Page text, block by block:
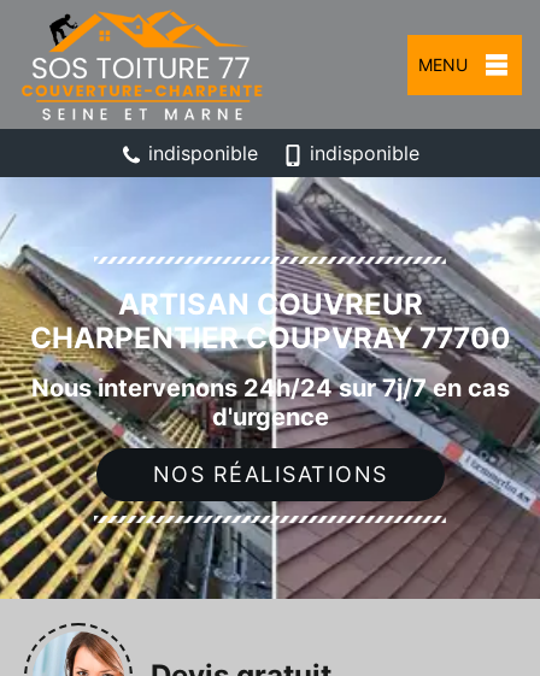
MENU
indisponible indisponible
ARTISAN COUVREUR
CHARPENTIER COUPVRAY 77700
Nous intervenons 24h/24 sur 7j/7 en cas
d'urgence
NOS RÉALISATIONS